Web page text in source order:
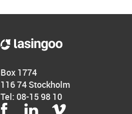
Box 1774
116 74 Stockholm
Tel: 08-15 98 10